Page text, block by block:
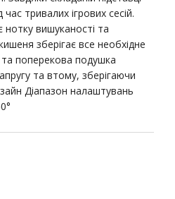
тривалих ігрових сесій.
вишуканості та
зберігає все необхідне
та поперекова подушка
та втому, зберігаючи
Діапазон налаштувань